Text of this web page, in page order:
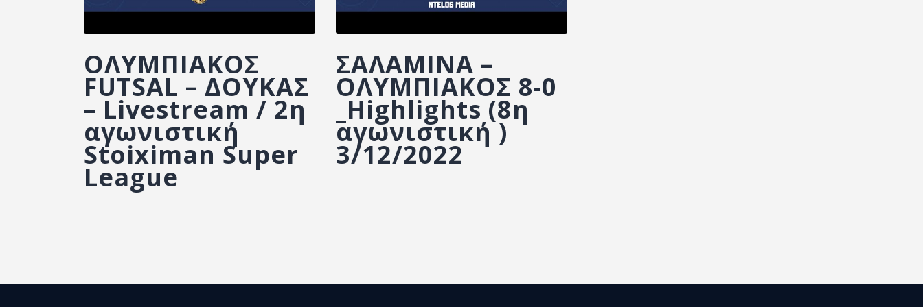
ΟΛΥΜΠΙΑΚΟΣ
FUTSAL – ΔΟΥΚΑΣ
– Livestream / 2η
αγωνιστική
Stoiximan Super
League
ΣΑΛΑΜΙΝΑ –
ΟΛΥΜΠΙΑΚΟΣ 8-0
_Highlights (8η
αγωνιστική )
3/12/2022